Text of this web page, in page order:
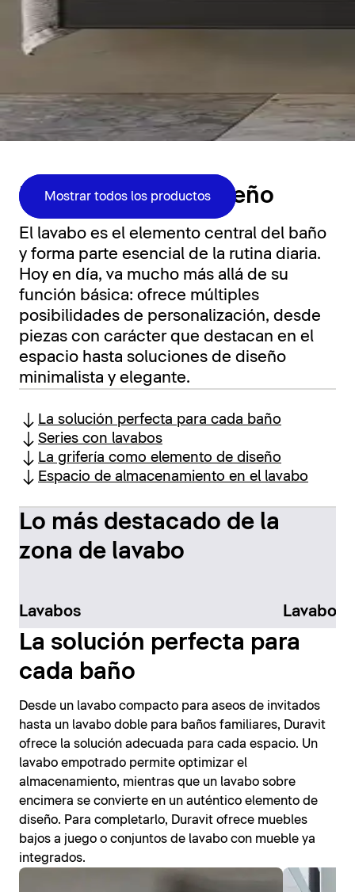
Mostrar todos los productos
Funcionalidad y diseño
El lavabo es el elemento central del baño
y forma parte esencial de la rutina diaria.
Hoy en día, va mucho más allá de su
función básica: ofrece múltiples
posibilidades de personalización, desde
piezas con carácter que destacan en el
espacio hasta soluciones de diseño
minimalista y elegante.
La solución perfecta para cada baño
Series con lavabos
La grifería como elemento de diseño
Espacio de almacenamiento en el lavabo
Lo más destacado de la
zona de lavabo
Lavabos Lavabos
La solución perfecta para
cada baño
Desde un lavabo compacto para aseos de invitados
hasta un lavabo doble para baños familiares, Duravit
ofrece la solución adecuada para cada espacio. Un
lavabo empotrado permite optimizar el
almacenamiento, mientras que un lavabo sobre
encimera se convierte en un auténtico elemento de
diseño. Para completarlo, Duravit ofrece muebles
bajos a juego o conjuntos de lavabo con mueble ya
integrados.